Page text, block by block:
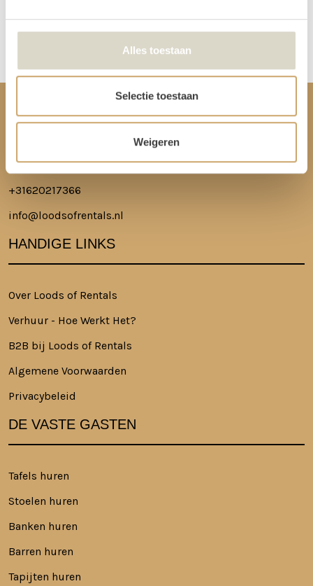
Alles toestaan
Selectie toestaan
Weigeren
CONTACT
Ringkade 4, 3545NK Utrecht
+31620217366
info@loodsofrentals.nl
HANDIGE LINKS
Over Loods of Rentals
Verhuur - Hoe Werkt Het?
B2B bij Loods of Rentals
Algemene Voorwaarden
Privacybeleid
DE VASTE GASTEN
Tafels huren
Stoelen huren
Banken huren
Barren huren
Tapijten huren